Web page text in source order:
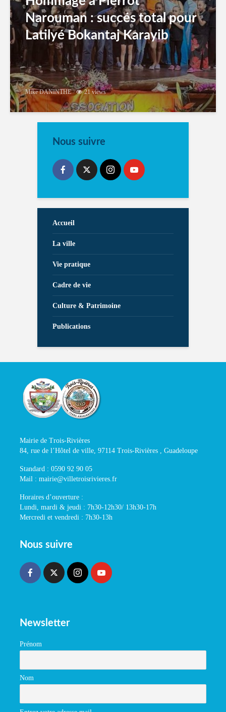
Narouman : succés total pour
Latilyé Bokantaj Karayib
Mike DANINTHE 21 views
Nous suivre
Accueil
La ville
Vie pratique
Cadre de vie
Culture & Patrimoine
Publications
Mairie de Trois-Rivières
84, rue de l’Hôtel de ville, 97114 Trois-Rivières , Guadeloupe
Standard : 0590 92 90 05
Mail : mairie@villetroisrivieres.fr
Horaires d’ouverture :
Lundi, mardi & jeudi : 7h30-12h30/ 13h30-17h
Mercredi et vendredi : 7h30-13h
Nous suivre
Newsletter
Prénom
Nom